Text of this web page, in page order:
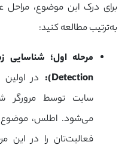
به‌ترتیب مطالعه کنید:
Detection):
در
سایت توسط مرورگر
می‌شود. اطلس، موضوع
فعالیت‌تان را در این